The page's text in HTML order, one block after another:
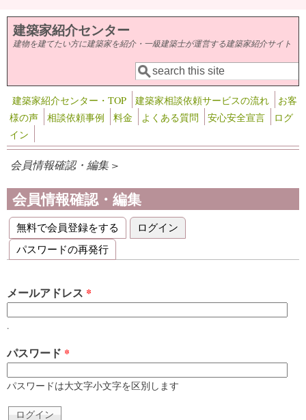
メインコンテンツに移動
建築家紹介センター
建物を建てたい方に建築家を紹介・一級建築士が運営する建築家紹介サイト
検索フォーム
検索
建築家紹介センター・TOP 建築家相談依頼サービスの流れ
お客
様の声
相談依頼事例 料金 よくある質問 安心安全宣言
ログ
イン
会員情報確認・編集 >
会員情報確認・編集
プライマリータブ
無料で会員登録をする ログイン
パスワードの再発行
メールアドレス *
.
パスワード *
パスワードは大文字小文字を区別します